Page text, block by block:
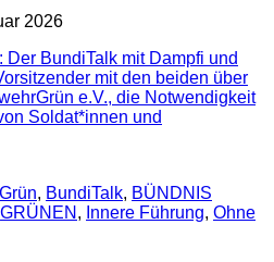
2026
Der BundiTalk mit Dampfi und
mit den beiden über
e.V., die Notwendigkeit
Soldat*innen und
, BundiTalk, BÜNDNIS
GRÜNEN , Innere Führung, Ohne